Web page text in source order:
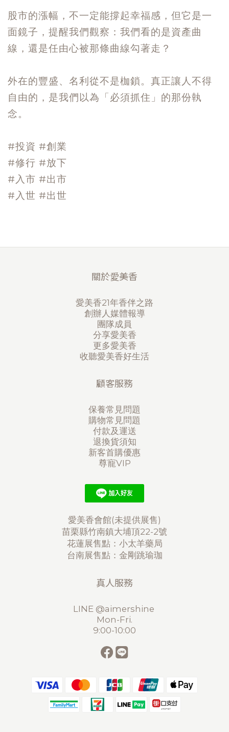
股市的漲幅，不一定能撐起幸福感，但它是一
面鏡子，提醒我們觀察：我們看的是資產曲
線，還是任由心被那條曲線勾著走？
外在的豐盛、名利從不是枷鎖。真正讓人不得
自由的，是我們以為「必須抓住」的那份執
念。
#投資 #創業
#修行 #放下
#入市 #出市
#入世 #出世
關於愛美香
愛美香21年香伴之路
創辦人媒體報導
團隊成員
分享愛美香
更多愛美香
收聽愛美香好生活
顧客服務
保養常見問題
購物常見問題
付款及運送
退換貨須知
新客首購優惠
尊寵VIP
愛美香會館(未提供展售)
苗栗縣竹南鎮大埔頂22-2號
花蓮展售點：小太羊藥局
台南展售點：金剛跳瑜珈
真人服務
LINE @aimershine
Mon-Fri.
9:00-10:00